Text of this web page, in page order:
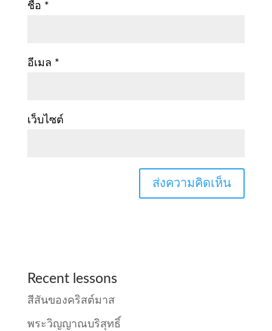
ชื่อ *
อีเมล *
เว็บไซต์
Recent lessons
สีสันของคริสต์มาส
พระวิญญาณบริสุทธิ์